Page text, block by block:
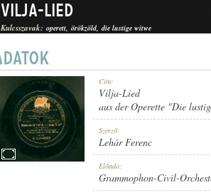
KERINGŐ
1907 KÖRÜL
Vilja-Lied
Kulcsszavak: operett örökzöld die lustige witwe
Cím:
Vilja-Lied
aus der Operette "Die
Szerző:
Lehár Ferenc
Előadó:
Grammophon-Civil-